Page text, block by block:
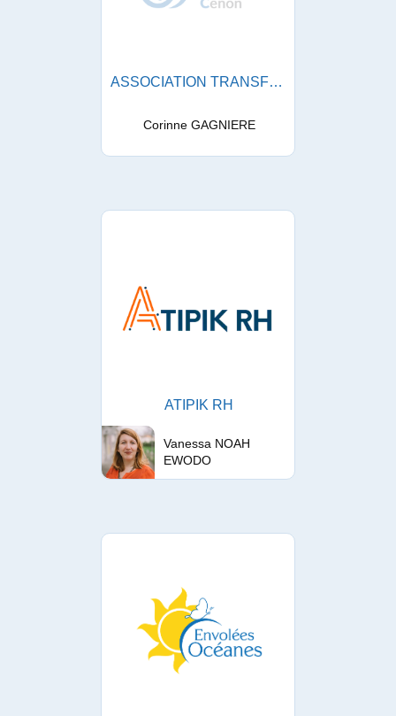
ASSOCIATION TRANSFER
Corinne GAGNIERE
ATIPIK RH
Vanessa NOAH
EWODO